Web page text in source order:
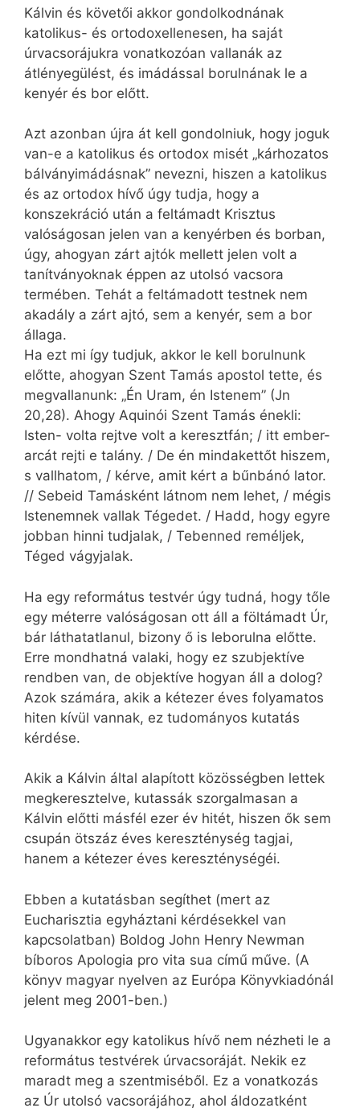
Kálvin és követői akkor gondolkodnának
katolikus- és ortodoxellenesen, ha saját
úrvacsorájukra vonatkozóan vallanák az
átlényegülést, és imádással borulnának le a
kenyér és bor előtt.
Azt azonban újra át kell gondolniuk, hogy joguk
van-e a katolikus és ortodox misét „kárhozatos
bálványimádásnak” nevezni, hiszen a katolikus
és az ortodox hívő úgy tudja, hogy a
konszekráció után a feltámadt Krisztus
valóságosan jelen van a kenyérben és borban,
úgy, ahogyan zárt ajtók mellett jelen volt a
tanítványoknak éppen az utolsó vacsora
termében. Tehát a feltámadott testnek nem
akadály a zárt ajtó, sem a kenyér, sem a bor
állaga.
Ha ezt mi így tudjuk, akkor le kell borulnunk
előtte, ahogyan Szent Tamás apostol tette, és
megvallanunk: „Én Uram, én Istenem” (Jn
20,28). Ahogy Aquinói Szent Tamás énekli:
Isten- volta rejtve volt a keresztfán; / itt ember-
arcát rejti e talány. / De én mindakettőt hiszem,
s vallhatom, / kérve, amit kért a bűnbánó lator.
// Sebeid Tamásként látnom nem lehet, / mégis
Istenemnek vallak Tégedet. / Hadd, hogy egyre
jobban hinni tudjalak, / Tebenned reméljek,
Téged vágyjalak.
Ha egy református testvér úgy tudná, hogy tőle
egy méterre valóságosan ott áll a föltámadt Úr,
bár láthatatlanul, bizony ő is leborulna előtte.
Erre mondhatná valaki, hogy ez szubjektíve
rendben van, de objektíve hogyan áll a dolog?
Azok számára, akik a kétezer éves folyamatos
hiten kívül vannak, ez tudományos kutatás
kérdése.
Akik a Kálvin által alapított közösségben lettek
megkeresztelve, kutassák szorgalmasan a
Kálvin előtti másfél ezer év hitét, hiszen ők sem
csupán ötszáz éves kereszténység tagjai,
hanem a kétezer éves kereszténységéi.
Ebben a kutatásban segíthet (mert az
Eucharisztia egyháztani kérdésekkel van
kapcsolatban) Boldog John Henry Newman
bíboros Apologia pro vita sua című műve. (A
könyv magyar nyelven az Európa Könyvkiadónál
jelent meg 2001-ben.)
Ugyanakkor egy katolikus hívő nem nézheti le a
református testvérek úrvacsoráját. Nekik ez
maradt meg a szentmiséből. Ez a vonatkozás
az Úr utolsó vacsorájához, ahol áldozatként